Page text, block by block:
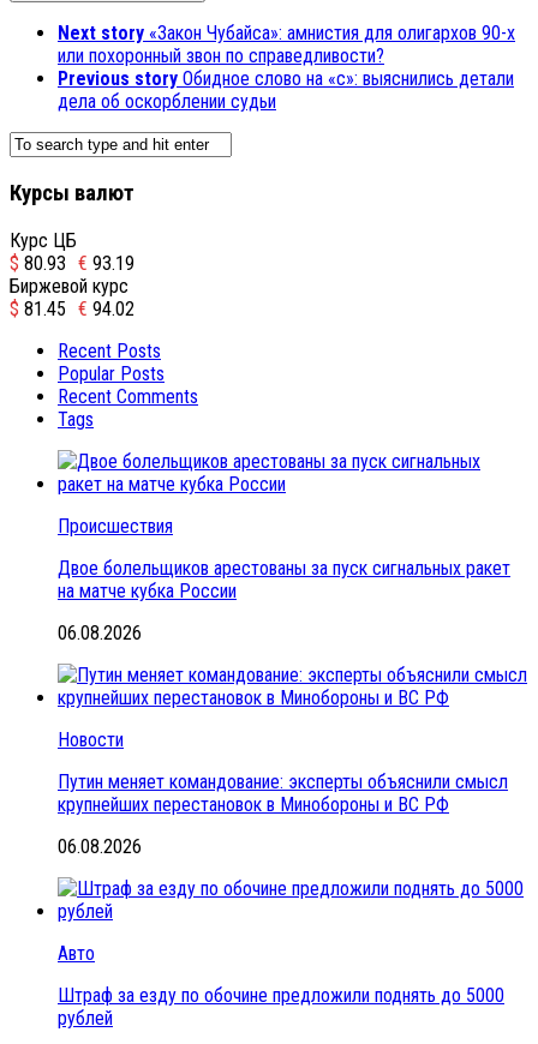
Next story «Закон Чубайса»: амнистия для олигархов 90-х
или похоронный звон по справедливости?
Previous story Обидное слово на «с»: выяснились детали
дела об оскорблении судьи
Курсы валют
Курс ЦБ
$ 80.93 € 93.19
Биржевой курс
$ 81.45 € 94.02
Recent Posts
Popular Posts
Recent Comments
Tags
Происшествия
Двое болельщиков арестованы за пуск сигнальных ракет
на матче кубка России
06.08.2026
Новости
Путин меняет командование: эксперты объяснили смысл
крупнейших перестановок в Минобороны и ВС РФ
06.08.2026
Авто
Штраф за езду по обочине предложили поднять до 5000
рублей